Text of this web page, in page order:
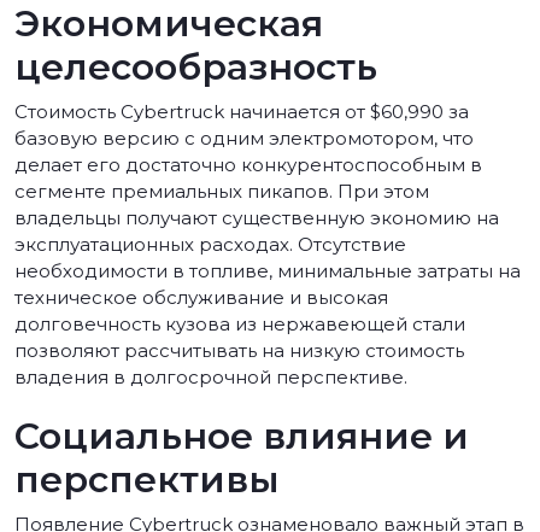
Экономическая
целесообразность
Стоимость Cybertruck начинается от $60,990 за
базовую версию с одним электромотором, что
делает его достаточно конкурентоспособным в
сегменте премиальных пикапов. При этом
владельцы получают существенную экономию на
эксплуатационных расходах. Отсутствие
необходимости в топливе, минимальные затраты на
техническое обслуживание и высокая
долговечность кузова из нержавеющей стали
позволяют рассчитывать на низкую стоимость
владения в долгосрочной перспективе.
Социальное влияние и
перспективы
Появление Cybertruck ознаменовало важный этап в